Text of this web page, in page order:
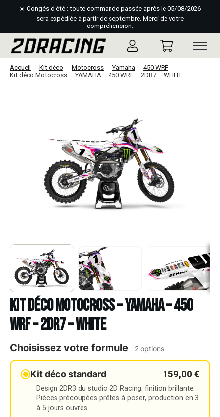
☀️ Congés d'été : toute commande passée après le 05/08/2026
sera expédiée à partir de septembre. Merci de votre
compréhension.
Accueil Kit déco Motocross Yamaha
450 WRF
Kit déco Motocross – YAMAHA – 450 WRF – 2DR7 – WHITE
Kit déco Motocross – YAMAHA – 450
WRF – 2DR7 – WHITE
Choisissez votre formule 2 options
Kit déco standard 159,00 €
Design 2DR3 du studio 2D Racing, finition brillante.
Pièces précoupées prêtes à poser, production en 3
à 5 jours ouvrés.